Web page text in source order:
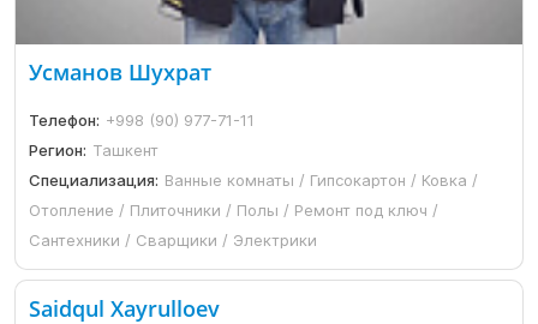
Усманов Шухрат
Телефон: +998 (90) 977-71-11
Регион: Ташкент
Специализация: Ванные комнаты / Гипсокартон / Ковка /
Отопление / Плиточники / Полы / Ремонт под ключ /
Сантехники / Сварщики / Электрики
Saidqul Xayrulloev